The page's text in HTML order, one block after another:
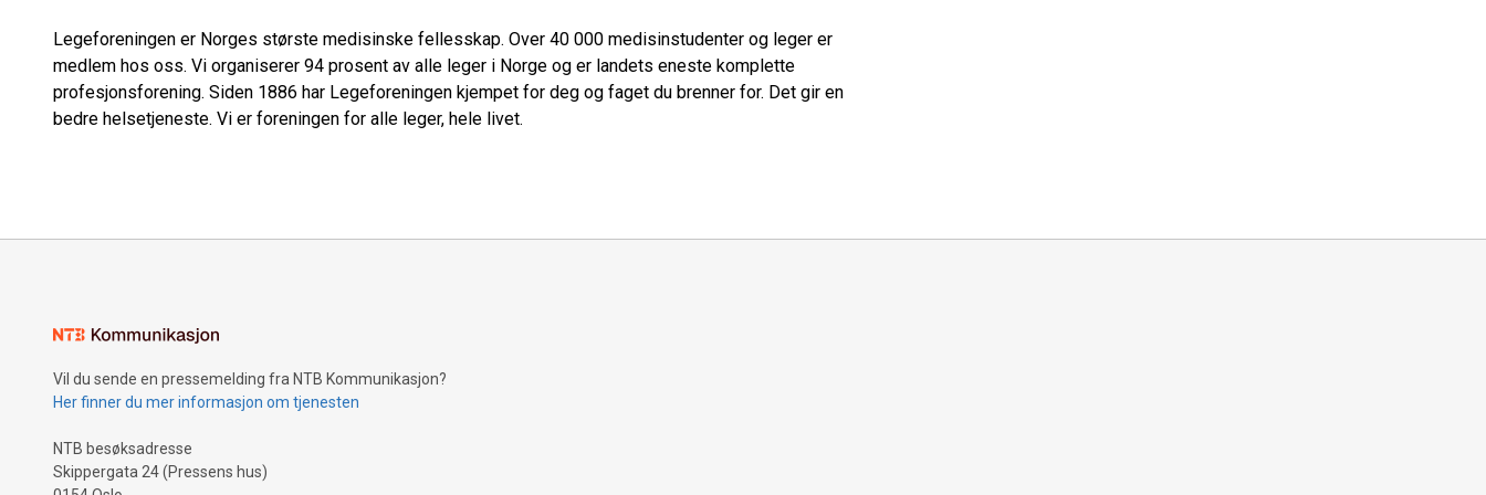
Legeforeningen er Norges største medisinske fellesskap. Over 40 000 medisinstudenter og leger er
medlem hos oss. Vi organiserer 94 prosent av alle leger i Norge og er landets eneste komplette
profesjonsforening. Siden 1886 har Legeforeningen kjempet for deg og faget du brenner for. Det gir en
bedre helsetjeneste. Vi er foreningen for alle leger, hele livet.
Vil du sende en pressemelding fra NTB Kommunikasjon?
Her finner du mer informasjon om tjenesten
NTB besøksadresse
Skippergata 24 (Pressens hus)